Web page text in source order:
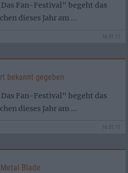
Fan-Festival" begeht das
dieses Jahr am ...
16.01.11
bekannt gegeben
Fan-Festival" begeht das
dieses Jahr am ...
16.01.11
Blade